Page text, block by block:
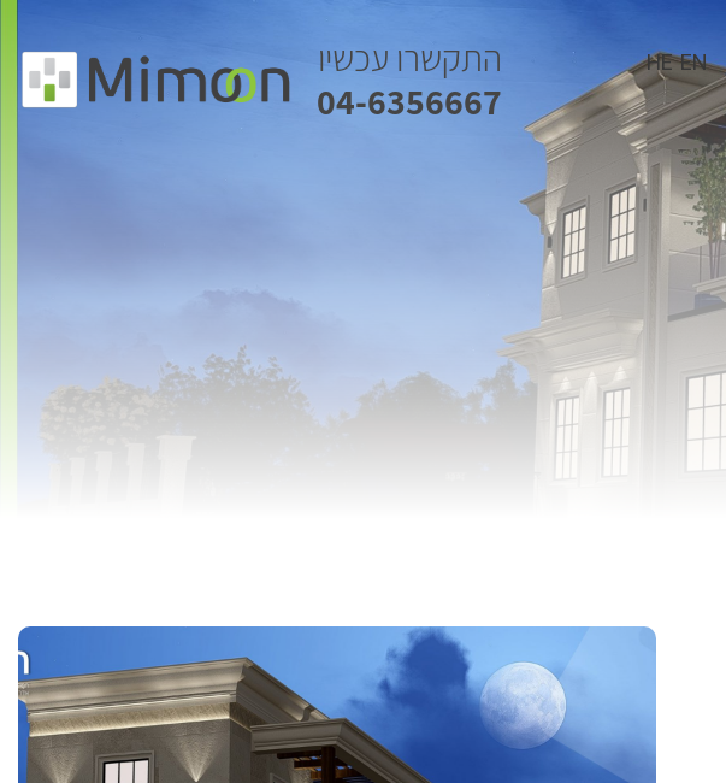
EN
HE
התקשרו עכשיו
04-6356667